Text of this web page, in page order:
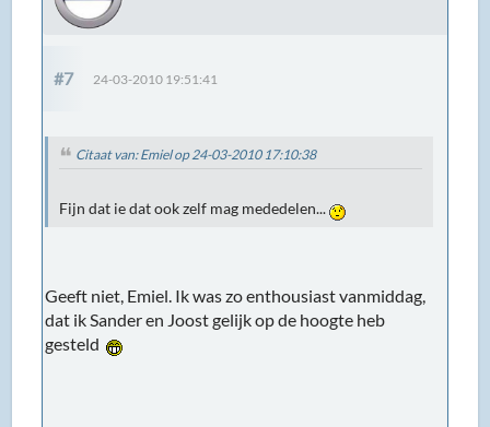
#7 24-03-2010 19:51:41
Citaat van: Emiel op 24-03-2010 17:10:38
Fijn dat ie dat ook zelf mag mededelen...
Geeft niet, Emiel. Ik was zo enthousiast vanmiddag,
dat ik Sander en Joost gelijk op de hoogte heb
gesteld